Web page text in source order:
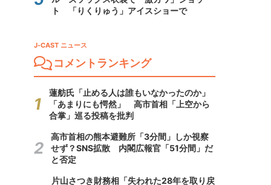
ト 「りくりゅう」アイスショーで
J-CAST ニュース
コメントランキング
蓮舫氏「止める人は誰もいなかったのか」
「あまりにも愕然」 高市首相「上空から
合掌」巡る投稿を批判
高市首相の熊本避難所「3分間」しか視察
せず？SNS拡散 内閣広報官「51分間」だ
と否定
片山さつき財務相「失われた28年を取り戻